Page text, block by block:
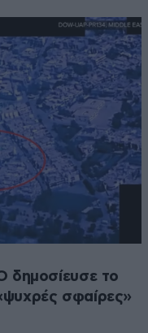
δημοσίευσε το
σφαίρες»